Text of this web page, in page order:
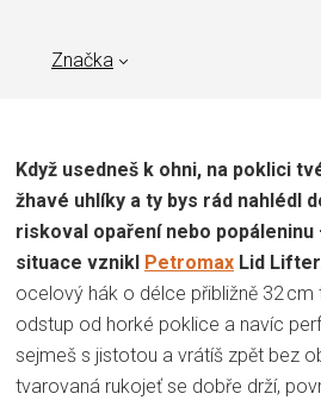
Značka
Když usedneš k ohni, na poklici
žhavé uhlíky a ty bys rád nahlédl
riskoval opaření nebo
situace vznikl Petromax Lid
ocelový hák o délce přibližně 32
odstup od horké poklice a navíc
sejmeš s jistotou a vrátíš zpět bez
tvarovaná rukojeť se dobře drží,